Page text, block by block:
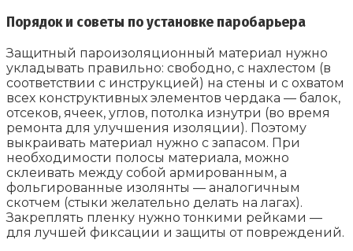
Порядок и советы по установке паробарьера
Защитный пароизоляционный материал нужно
укладывать правильно: свободно, с нахлестом (в
соответствии с инструкцией) на стены и с охватом
всех конструктивных элементов чердака — балок,
отсеков, ячеек, углов, потолка изнутри (во время
ремонта для улучшения изоляции). Поэтому
выкраивать материал нужно с запасом. При
необходимости полосы материала, можно
склеивать между собой армированным, а
фольгированные изолянты — аналогичным
скотчем (стыки желательно делать на лагах).
Закреплять пленку нужно тонкими рейками —
для лучшей фиксации и защиты от повреждений.